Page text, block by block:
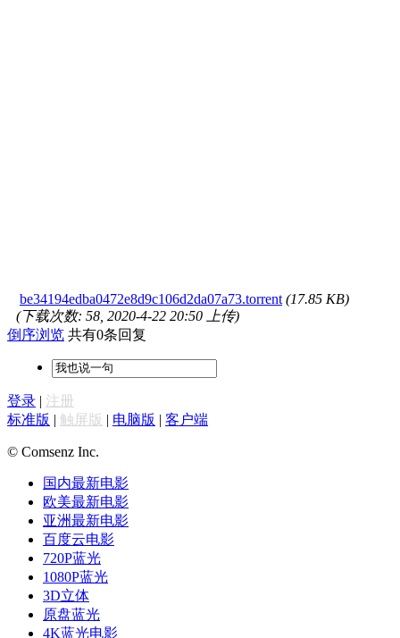
be34194edba0472e8d9c106d2da07a73.torrent (17.85 KB)
(下载次数: 58, 2020-4-22 20:50 上传)
倒序浏览 共有0条回复
登录 | 注册
标准版 | 触屏版 | 电脑版 | 客户端
© Comsenz Inc.
国内最新电影
欧美最新电影
亚洲最新电影
百度云电影
720P蓝光
1080P蓝光
3D立体
原盘蓝光
4K蓝光电影